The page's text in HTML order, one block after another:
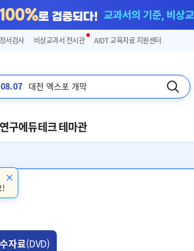
서검사 비상교과서 전시관 AIDT 교육자료 지원센터
08.07 입추
구에듀테크 테마관
!
자료(DVD)